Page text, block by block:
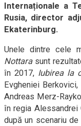
Internaționale a
Rusia, director
Ekaterinburg.
Unele dintre cele
Nottarasunt
în 2017, Iubirea la
Evgheniei Berkovici,
Andreas Merz-
în regia Alessandrei
după un scenariu